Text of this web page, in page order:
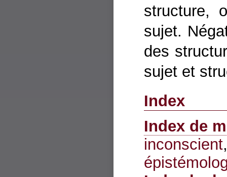
structure,
sujet.
des
sujet et
Index
Index de
inconscient